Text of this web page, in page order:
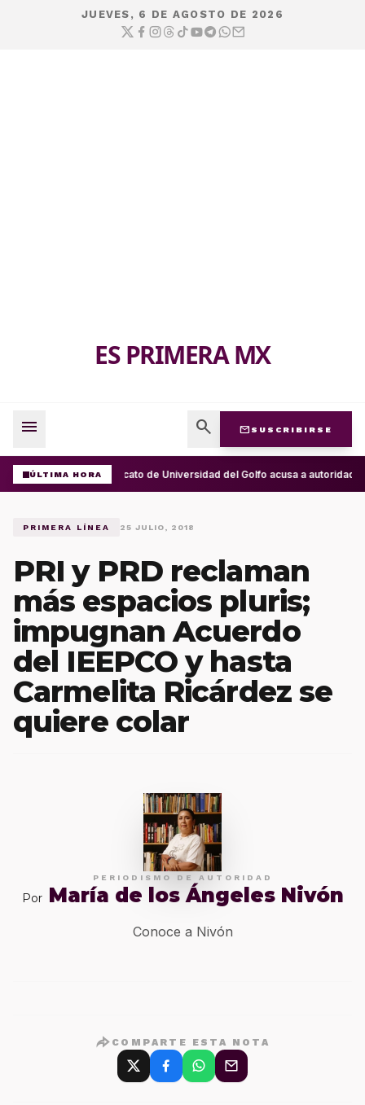
JUEVES, 6 DE AGOSTO DE 2026
ES PRIMERA MX
menu search mail SUSCRIBIRSE
ÚLTIMA HORASindicato de Universidad del Golfo acusa a
PRIMERA LÍNEA 25 JULIO, 2018
PRI y PRD reclaman
más espacios pluris;
impugnan Acuerdo
del IEEPCO y hasta
Carmelita Ricárdez se
quiere colar
PERIODISMO DE AUTORIDAD
Por María de los Ángeles Nivón
Conoce a Nivón
COMPARTE ESTA NOTA